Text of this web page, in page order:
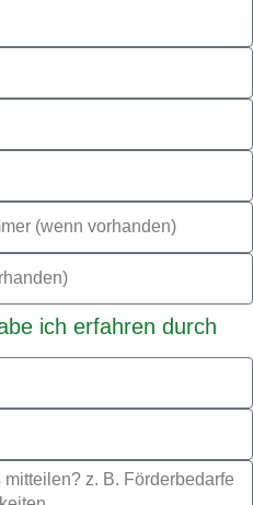
ich erfahren durch